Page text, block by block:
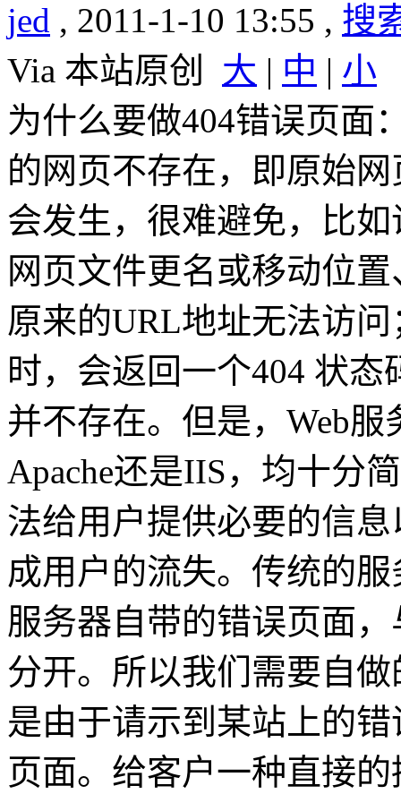
jed , 2011-1-10 13:55 , 搜
Via 本站原创
大 | 中 | 小
为什么要做404错误页面
的网页不存在，即原始
会发生，很难避免，比
网页文件更名或移动位
原来的URL地址无法访
时，会返回一个404 状
并不存在。但是，Web
Apache还是IIS，均十分
法给用户提供必要的信
成用户的流失。传统的
服务器自带的错误页面
分开。所以我们需要自
是由于请示到某站上的
页面。给客户一种直接的